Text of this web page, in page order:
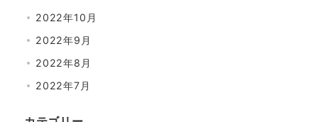
2022年10月
2022年9月
2022年8月
2022年7月